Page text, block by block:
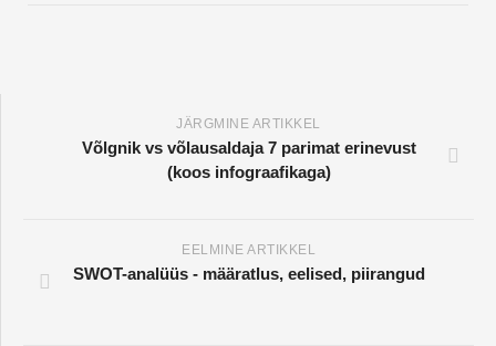
JÄRGMINE ARTIKKEL
Võlgnik vs võlausaldaja 7 parimat erinevust
(koos infograafikaga)
EELMINE ARTIKKEL
SWOT-analüüs - määratlus, eelised, piirangud